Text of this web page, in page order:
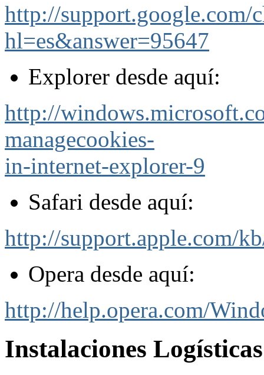
http://support.google.com/
hl=es&answer=95647
Explorer desde aquí:
http://
managecookies-
in-internet-explorer-9
Safari desde aquí:
http://support.apple.com/
Opera desde aquí:
http://help.opera.com/
Instalaciones